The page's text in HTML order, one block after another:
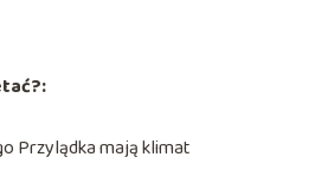
Przylądka mają klimat